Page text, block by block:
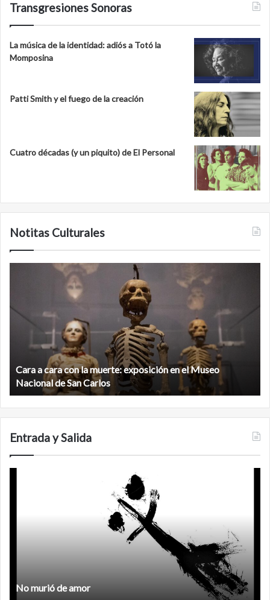
Transgresiones Sonoras
La música de la identidad: adiós a Totó la
Momposina
Patti Smith y el fuego de la creación
Cuatro décadas (y un piquito) de El Personal
Notitas Culturales
con
muerte:
exposición
el
Museo
Nacional
de
San
Carlos
Cara a cara con la muerte: exposición en el Museo
Nacional de San Carlos
Entrada y Salida
No murió de amor